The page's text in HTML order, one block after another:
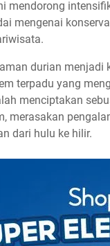
Durian
Depan
mendorong
mengenai
durian menjadi
terpadu yang
menciptakan
merasakan
dari hulu ke hilir.